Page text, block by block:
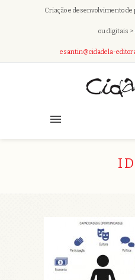
Criação e desenvolvimento
ou digitais >
esantin@cidadela-